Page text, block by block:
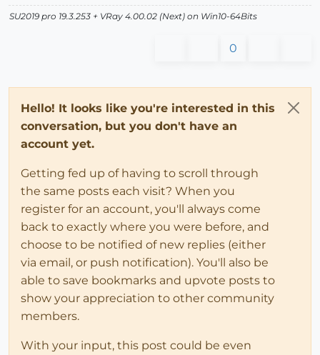
SU2019 pro 19.3.253 + VRay 4.00.02 (Next) on Win10-64Bits
0
Hello! It looks like you're interested in this
conversation, but you don't have an
account yet.
Getting fed up of having to scroll through
the same posts each visit? When you
register for an account, you'll always come
back to exactly where you were before, and
choose to be notified of new replies (either
via email, or push notification). You'll also be
able to save bookmarks and upvote posts to
show your appreciation to other community
members.
With your input, this post could be even